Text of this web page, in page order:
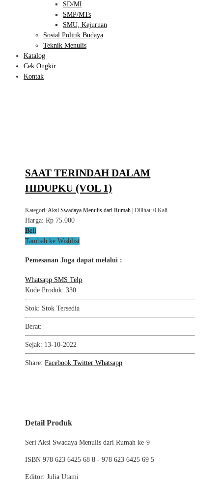
SD/MI
SMP/MTs
SMU, Kejuruan
Sosial Politik Budaya
Teknik Menulis
Katalog
Cek Ongkir
Kontak
SAAT TERINDAH DALAM
HIDUPKU (VOL 1)
Kategori:Aksi Swadaya Menulis dari Rumah | Dilihat: 0 Kali
Harga:Rp 75.000
Beli
Tambah ke Wishlist
Pemesanan Juga dapat melalui :
Whatsapp SMS Telp
Kode Produk: 330
Stok: Stok Tersedia
Berat: -
Sejak: 13-10-2022
Share:Facebook Twitter Whatsapp
Detail Produk
Seri Aksi Swadaya Menulis dari Rumah ke-9
ISBN 978 623 6425 68 8 - 978 623 6425 69 5
Editor: Julia Utami